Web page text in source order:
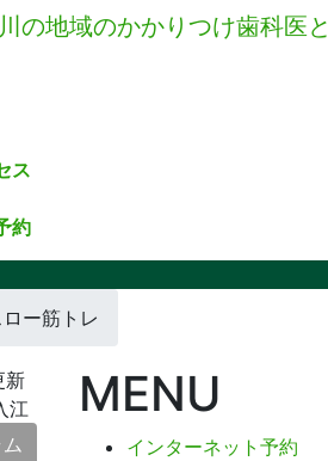
ス
約
ロー筋トレ
新
江
MENU
インターネット予約